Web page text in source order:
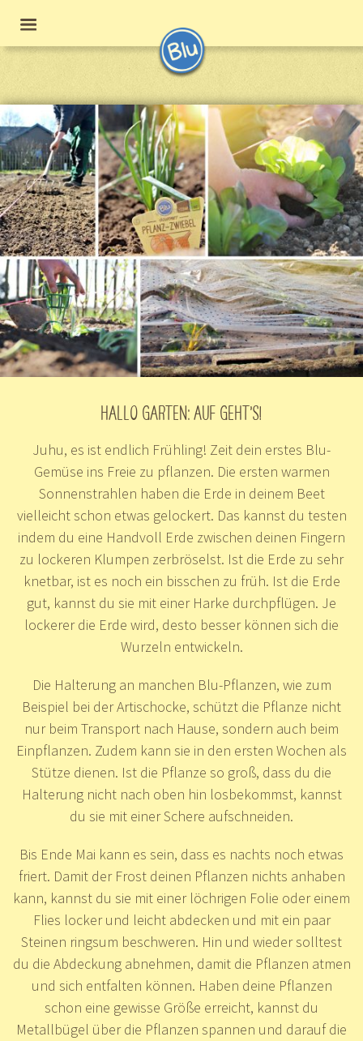
HALLO GARTEN: AUF GEHT’S!
Juhu, es ist endlich Frühling! Zeit dein erstes Blu-
Gemüse ins Freie zu pflanzen. Die ersten warmen
Sonnenstrahlen haben die Erde in deinem Beet
vielleicht schon etwas gelockert. Das kannst du testen
indem du eine Handvoll Erde zwischen deinen Fingern
zu lockeren Klumpen zerbröselst. Ist die Erde zu sehr
knetbar, ist es noch ein bisschen zu früh. Ist die Erde
gut, kannst du sie mit einer Harke durchpflügen. Je
lockerer die Erde wird, desto besser können sich die
Wurzeln entwickeln.
Die Halterung an manchen Blu-Pflanzen, wie zum
Beispiel bei der Artischocke, schützt die Pflanze nicht
nur beim Transport nach Hause, sondern auch beim
Einpflanzen. Zudem kann sie in den ersten Wochen als
Stütze dienen. Ist die Pflanze so groß, dass du die
Halterung nicht nach oben hin losbekommst, kannst
du sie mit einer Schere aufschneiden.
Bis Ende Mai kann es sein, dass es nachts noch etwas
friert. Damit der Frost deinen Pflanzen nichts anhaben
kann, kannst du sie mit einer löchrigen Folie oder einem
Flies locker und leicht abdecken und mit ein paar
Steinen ringsum beschweren. Hin und wieder solltest
du die Abdeckung abnehmen, damit die Pflanzen atmen
und sich entfalten können. Haben deine Pflanzen
schon eine gewisse Größe erreicht, kannst du
Metallbügel über die Pflanzen spannen und darauf die